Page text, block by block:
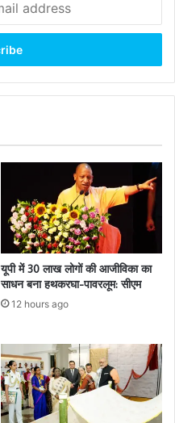
यूपी में 30 लाख लोगों की आजीविका का
साधन बना हथकरघा-पावरलूम: सीएम
12 hours ago